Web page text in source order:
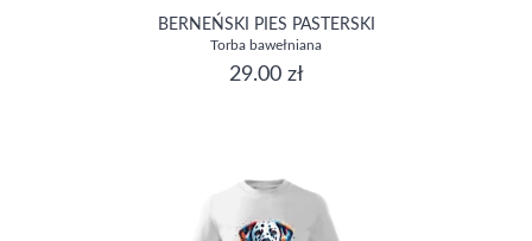
BERNEŃSKI PIES PASTERSKI
Torba bawełniana
29.00 zł